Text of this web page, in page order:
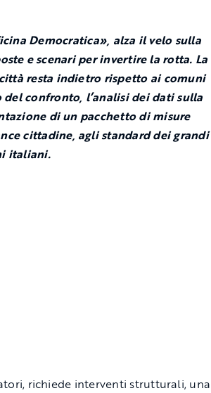
Democratica», alza il velo sulla
e scenari per invertire la rotta. La
resta indietro rispetto ai comuni
confronto, l’analisi dei dati sulla
di un pacchetto di misure
cittadine, agli standard dei grandi
italiani.
richiede interventi strutturali, una